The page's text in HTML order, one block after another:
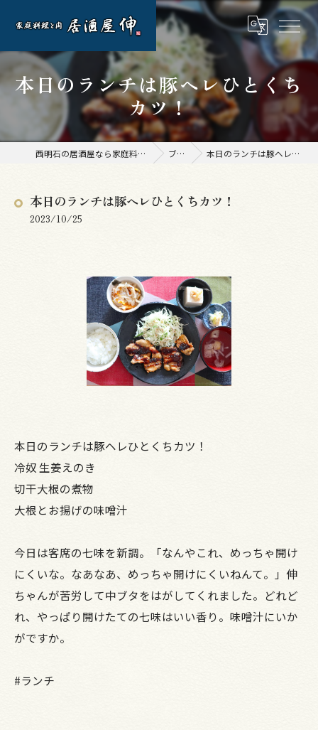
本日のランチは豚ヘレひとくち
カツ！
西明石の居酒屋なら家庭料理と肉 居酒屋 伸 ブログ 本日のランチは豚ヘレひとくちカツ！
本日のランチは豚ヘレひとくちカツ！
2023/10/25
本日のランチは豚ヘレひとくちカツ！
冷奴 生姜えのき
切干大根の煮物
大根とお揚げの味噌汁
今日は客席の七味を新調。「なんやこれ、めっちゃ開け
にくいな。なあなあ、めっちゃ開けにくいねんて。」伸
ちゃんが苦労して中ブタをはがしてくれました。どれど
れ、やっぱり開けたての七味はいい香り。味噌汁にいか
がですか。
#ランチ